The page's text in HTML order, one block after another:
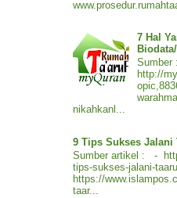
7 Hal
Sumber :
http://
nikahkanl...
9 Tips Sukses Jalani
Sumber artikel : -
tips-sukses-jalani-
https://
taar...